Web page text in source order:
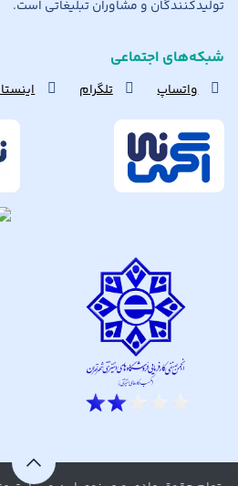
تولیدکنندگان و مشاوران تبلیغاتی است.
شبکه‌های اجتماعی
واتساپ تلگرام